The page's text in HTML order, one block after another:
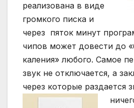
реализована в виде
громкого писка и
через пяток минут
чипов может довести до
каления» любого. Самое
звук не отключается, а
через которые раздается